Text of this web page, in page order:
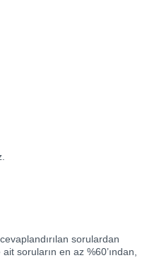
sorulardan
soruların en az %60’ından,